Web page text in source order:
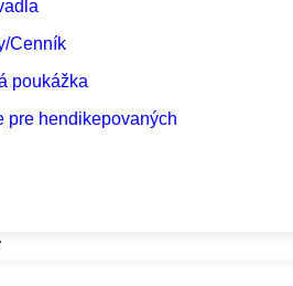
Cenník
poukážka
pre hendikepovaných